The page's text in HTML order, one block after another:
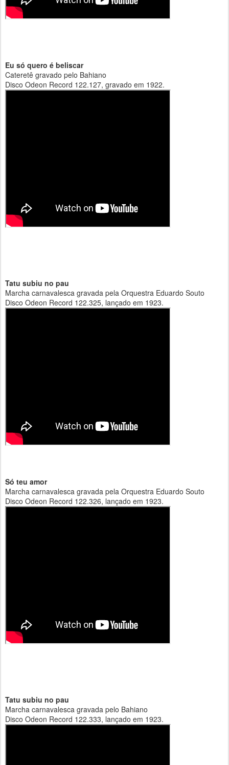
Eu só quero é beliscar
Cateretê gravado pelo Bahiano
Disco Odeon Record 122.127, gravado em 1922.
Tatu subiu no pau
Marcha carnavalesca gravada pela Orquestra Eduardo Souto
Disco Odeon Record 122.325, lançado em 1923.
Só teu amor
Marcha carnavalesca gravada pela Orquestra Eduardo Souto
Disco Odeon Record 122.326, lançado em 1923.
Tatu subiu no pau
Marcha carnavalesca gravada pelo Bahiano
Disco Odeon Record 122.333, lançado em 1923.